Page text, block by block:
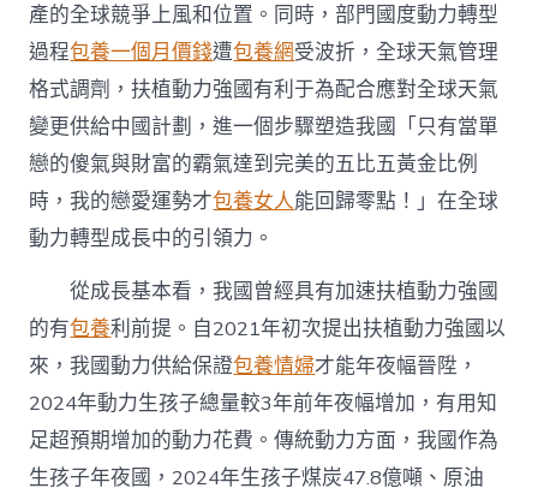
產的全球競爭上風和位置。同時，部門國度動力轉型
過程包養一個月價錢遭包養網受波折，全球天氣管理
格式調劑，扶植動力強國有利于為配合應對全球天氣
變更供給中國計劃，進一個步驟塑造我國「只有當單
戀的傻氣與財富的霸氣達到完美的五比五黃金比例
時，我的戀愛運勢才包養女人能回歸零點！」在全球
動力轉型成長中的引領力。
從成長基本看，我國曾經具有加速扶植動力強國
的有包養利前提。自2021年初次提出扶植動力強國以
來，我國動力供給保證包養情婦才能年夜幅晉陞，
2024年動力生孩子總量較3年前年夜幅增加，有用知
足超預期增加的動力花費。傳統動力方面，我國作為
生孩子年夜國，2024年生孩子煤炭47.8億噸、原油